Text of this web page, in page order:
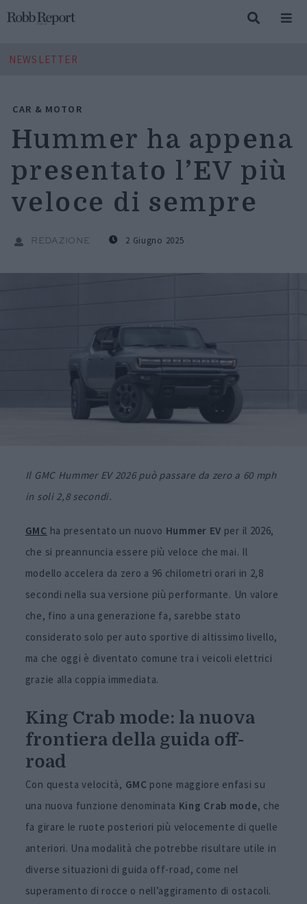
NEWSLETTER
CAR & MOTOR
Hummer ha appena
presentato l’EV più
veloce di sempre
REDAZIONE 2 Giugno 2025
Il GMC Hummer EV 2026 può passare da zero a 60 mph
in soli 2,8 secondi.
GMC ha presentato un nuovo Hummer EV per il 2026,
che si preannuncia essere più veloce che mai. Il
modello accelera da zero a 96 chilometri orari in 2,8
secondi nella sua versione più performante. Un valore
che, fino a una generazione fa, sarebbe stato
considerato solo per auto sportive di altissimo livello,
ma che oggi è diventato comune tra i veicoli elettrici
grazie alla coppia immediata.
King Crab mode: la nuova
frontiera della guida off-
road
Con questa velocità, GMC pone maggiore enfasi su
una nuova funzione denominata King Crab mode, che
fa girare le ruote posteriori più velocemente di quelle
anteriori. Una modalità che potrebbe risultare utile in
diverse situazioni di guida off-road, come nel
superamento di rocce o nell’aggiramento di ostacoli.